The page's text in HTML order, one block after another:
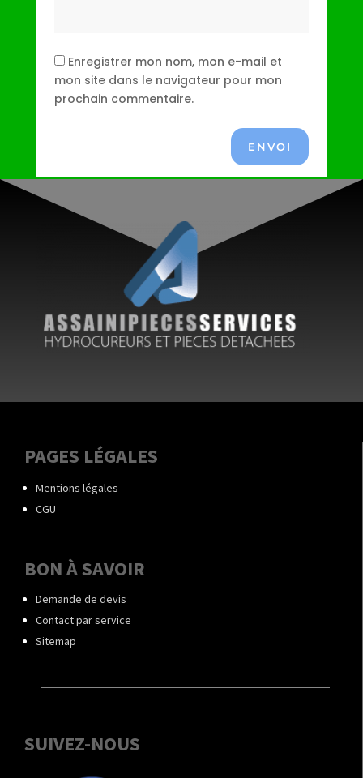
Enregistrer mon nom, mon e-mail et
mon site dans le navigateur pour mon
prochain commentaire.
ENVOI
PAGES LÉGALES
Mentions légales
CGU
BON À SAVOIR
Demande de devis
Contact par service
Sitemap
SUIVEZ-NOUS